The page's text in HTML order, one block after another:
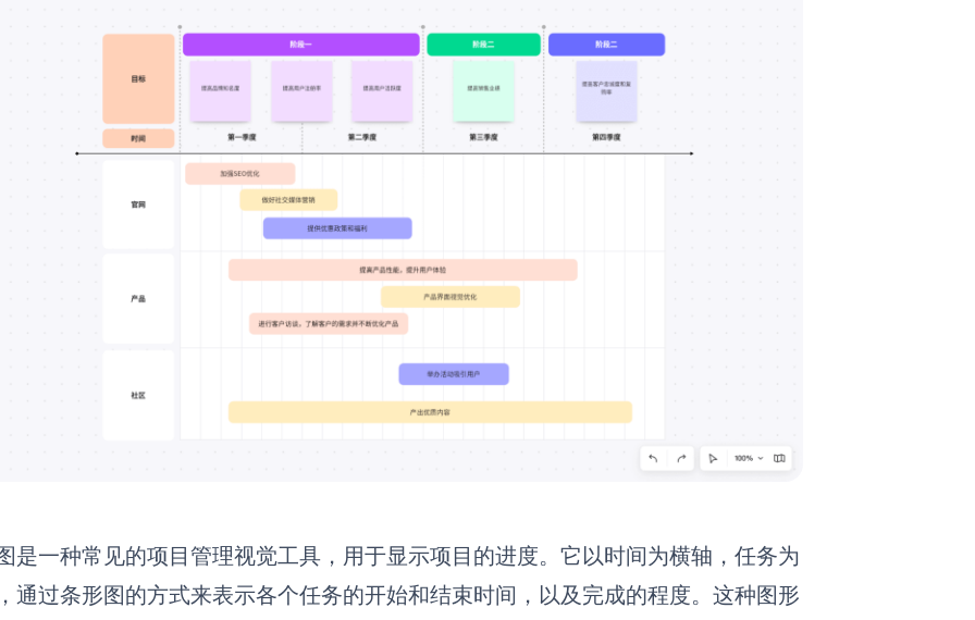
是一种常见的项目管理视觉工具，用于显示项目的进度。它以时间为横轴，任务为
通过条形图的方式来表示各个任务的开始和结束时间，以及完成的程度。这种图形